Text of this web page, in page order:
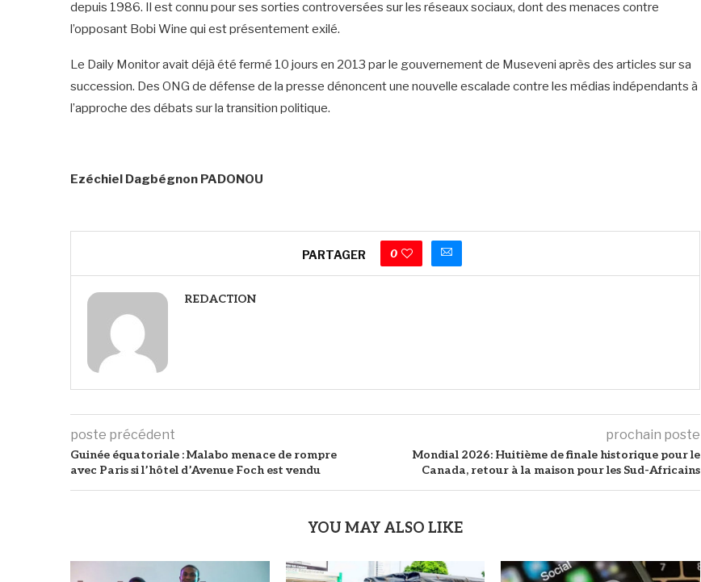
depuis 1986. Il est connu pour ses sorties controversées sur les réseaux sociaux, dont des menaces contre
l’opposant Bobi Wine qui est présentement exilé.
‎Le Daily Monitor avait déjà été fermé 10 jours en 2013 par le gouvernement de Museveni après des articles sur sa
succession. Des ONG de défense de la presse dénoncent une nouvelle escalade contre les médias indépendants à
l’approche des débats sur la transition politique.
‎Ezéchiel Dagbégnon PADONOU
PARTAGER 0
REDACTION
poste précédent
Guinée équatoriale : Malabo menace de rompre
avec Paris si l’hôtel d’Avenue Foch est vendu
prochain poste
Mondial 2026: Huitième de finale historique pour le
Canada, retour à la maison pour les Sud-Africains
YOU MAY ALSO LIKE